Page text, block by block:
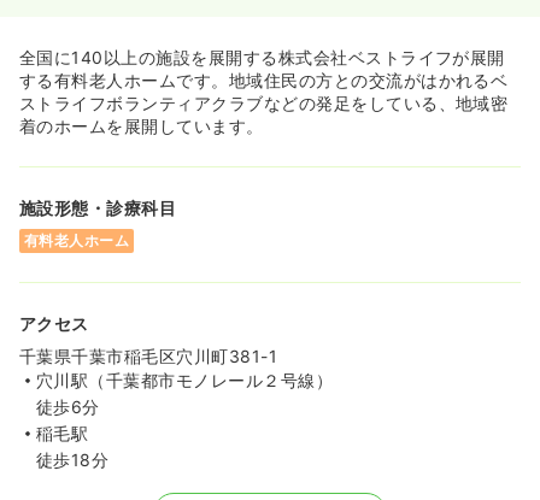
全国に140以上の施設を展開する株式会社ベストライフが展開
する有料老人ホームです。地域住民の方との交流がはかれるベ
ストライフボランティアクラブなどの発足をしている、地域密
着のホームを展開しています。
施設形態・診療科目
有料老人ホーム
アクセス
千葉県千葉市稲毛区穴川町381-1
穴川駅（千葉都市モノレール２号線）
徒歩6分
稲毛駅
徒歩18分